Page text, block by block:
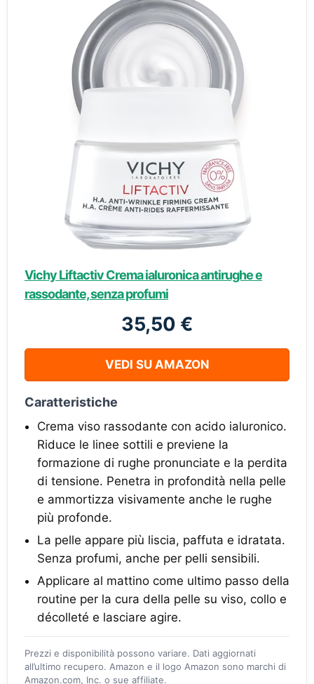
Vichy Liftactiv Crema ialuronica antirughe e
rassodante, senza profumi
35,50 €
VEDI SU AMAZON
Caratteristiche
Crema viso rassodante con acido ialuronico.
Riduce le linee sottili e previene la
formazione di rughe pronunciate e la perdita
di tensione. Penetra in profondità nella pelle
e ammortizza visivamente anche le rughe
più profonde.
La pelle appare più liscia, paffuta e idratata.
Senza profumi, anche per pelli sensibili.
Applicare al mattino come ultimo passo della
routine per la cura della pelle su viso, collo e
décolleté e lasciare agire.
Prezzi e disponibilità possono variare. Dati aggiornati
all’ultimo recupero. Amazon e il logo Amazon sono marchi di
Amazon.com, Inc. o sue affiliate.